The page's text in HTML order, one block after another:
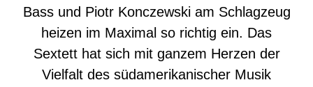
Bass und Piotr Konczewski am Schlagzeug
heizen im Maximal so richtig ein. Das
Sextett hat sich mit ganzem Herzen der
Vielfalt des südamerikanischer Musik